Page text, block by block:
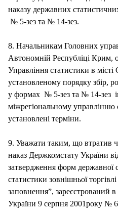
наказу державних
№ 5‑зез та № 14-зез.
8. Начальникам Головних
Автономній Республіці Крим,
Управління статистики в місті
установленому порядку збір,
у формах № 5‑зез та № 14-зез
міжрегіональному
установлені терміни.
9. Уважати таким, що втратив
наказ Держкомстату України
затвердження форм державної
статистики зовнішньої
заповнення”, зареєстрований в
України 9 серпня 2001року №